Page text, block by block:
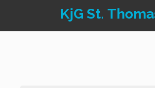
KjG St.